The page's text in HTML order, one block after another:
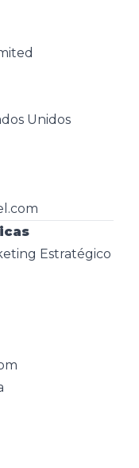
Unidos
Estratégico